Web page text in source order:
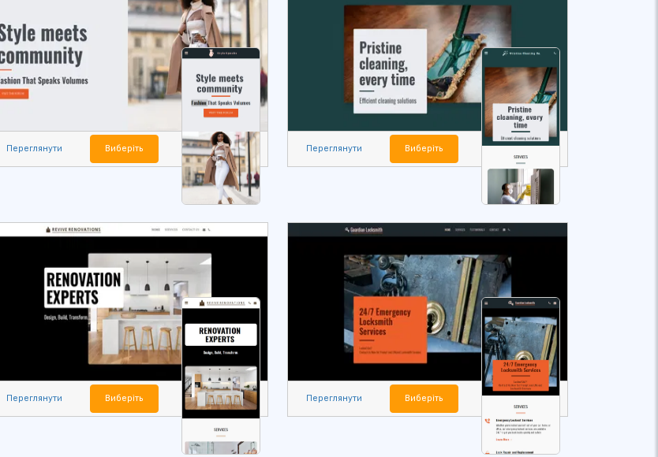
Переглянути Виберіть Переглянути Виберіть
Переглянути Виберіть Переглянути Виберіть